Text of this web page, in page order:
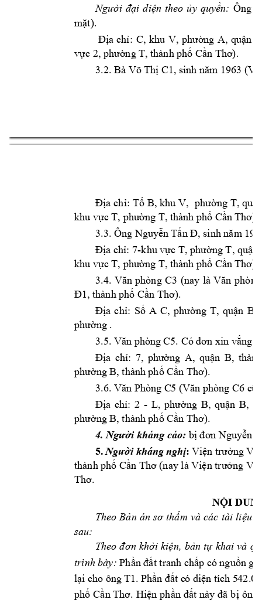
Người đại diện theo ủy quyền: Ông
mặt).
Địa chỉ: C, khu V, phường A, quận
vực 2, phường T, thành phố Cần Thơ).
3.2. Bà Võ Thị C1, sinh năm 1963 (Vắ
Địa chỉ: Tổ B, khu V, phường T, qu
khu vực T, phường T, thành phố Cần Thơ
3.3. Ông Nguyễn Tấn Đ, sinh năm
Địa chỉ: 7-khu vực T, phường T, quậ
khu vực T, phường T, thành phố Cần Thơ).
3.4. Văn phòng C3 (nay là Văn p
Đ1, thành phố Cần Thơ).
Địa chỉ: Số A C, phường T, quận B,
phường .
3.5. Văn phòng C5. Có đơn xin vắng
Địa chỉ: 7, phường A, quận B,
phường B, thành phố Cần Thơ).
3.6. Văn Phòng C5 (Văn phòng C6 c
Địa chỉ: 2 - L, phường B, quận B,
phường B, thành phố Cần Thơ).
4. Người kháng cáo: bị đơn Nguyễn T
5. Người kháng nghị: Viện trưởng
thành phố Cần Thơ (nay là Viện trưởng V
Thơ.
NỘI
Theo Bản án sơ thẩm và các tài liệu
sau:
Theo đơn khởi kiện, bản tự khai và
trình bày: Phần đất tranh chấp có nguồn g
lại cho ôngT1. Phần đất có diện tích 5
phố Cần Thơ. Hiện phần đất này đã bị ông